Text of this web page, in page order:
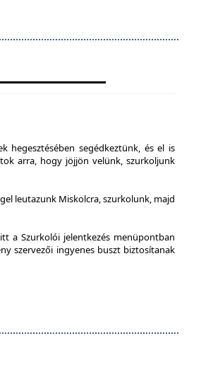
hegesztésében segédkeztünk, és el is
arra, hogy jöjjön velünk, szurkoljunk
leutazunk Miskolcra, szurkolunk, majd
a Szurkolói jelentkezés menüpontban
szervezői ingyenes buszt biztosítanak